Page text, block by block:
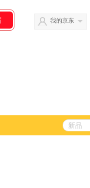
我的京东